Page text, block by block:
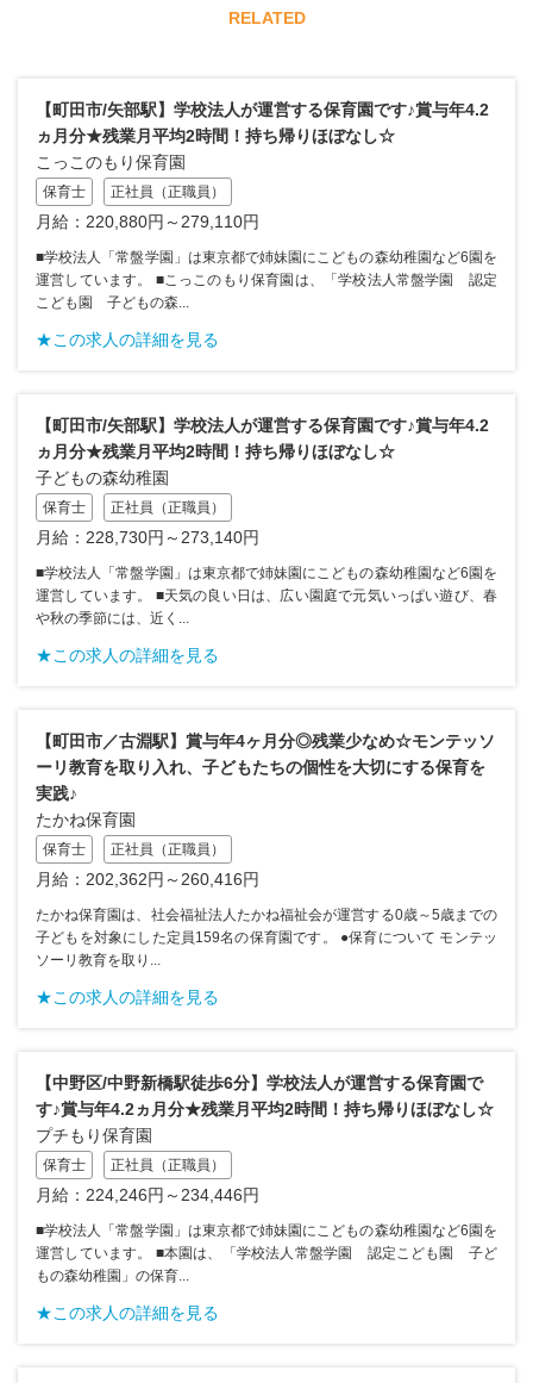
RELATED
【町田市/矢部駅】学校法人が運営する保育園です♪賞与年4.2
ヵ月分★残業月平均2時間！持ち帰りほぼなし☆
こっこのもり保育園
保育士 正社員（正職員）
月給：220,880円～279,110円
■学校法人「常盤学園」は東京都で姉妹園にこどもの森幼稚園など6園を
運営しています。 ■こっこのもり保育園は、「学校法人常盤学園 認定
こども園 子どもの森...
★この求人の詳細を見る
【町田市/矢部駅】学校法人が運営する保育園です♪賞与年4.2
ヵ月分★残業月平均2時間！持ち帰りほぼなし☆
子どもの森幼稚園
保育士 正社員（正職員）
月給：228,730円～273,140円
■学校法人「常盤学園」は東京都で姉妹園にこどもの森幼稚園など6園を
運営しています。 ■天気の良い日は、広い園庭で元気いっぱい遊び、春
や秋の季節には、近く...
★この求人の詳細を見る
【町田市／古淵駅】賞与年4ヶ月分◎残業少なめ☆モンテッソ
ーリ教育を取り入れ、子どもたちの個性を大切にする保育を
実践♪
たかね保育園
保育士 正社員（正職員）
月給：202,362円～260,416円
たかね保育園は、社会福祉法人たかね福祉会が運営する0歳～5歳までの
子どもを対象にした定員159名の保育園です。 ●保育について モンテッ
ソーリ教育を取り...
★この求人の詳細を見る
【中野区/中野新橋駅徒歩6分】学校法人が運営する保育園で
す♪賞与年4.2ヵ月分★残業月平均2時間！持ち帰りほぼなし☆
プチもり保育園
保育士 正社員（正職員）
月給：224,246円～234,446円
■学校法人「常盤学園」は東京都で姉妹園にこどもの森幼稚園など6園を
運営しています。 ■本園は、「学校法人常盤学園 認定こども園 子ど
もの森幼稚園」の保育...
★この求人の詳細を見る